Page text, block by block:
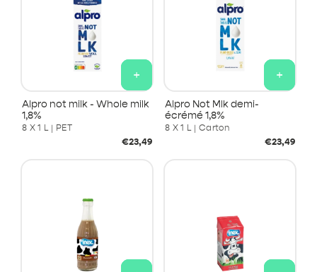
+
Alpro not milk - Whole milk
1,8%
8 X 1 L | PET
Prix
€23,49
+
Alpro Not Mlk demi-
écrémé 1,8%
8 X 1 L | Carton
Prix
€23,49